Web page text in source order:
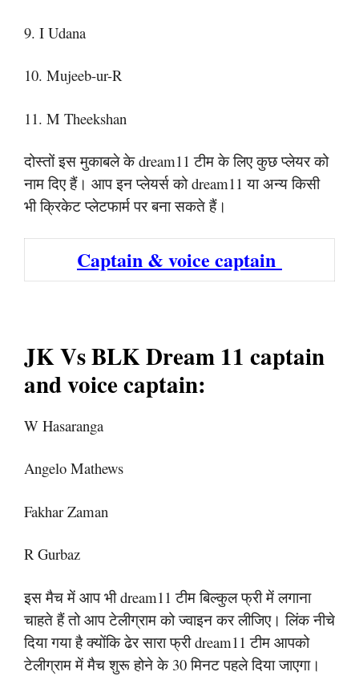
9. I Udana
10. Mujeeb-ur-R
11. M Theekshan
दोस्तों इस मुकाबले के dream11 टीम के लिए कुछ प्लेयर को
नाम दिए हैं। आप इन प्लेयर्स को dream11 या अन्य किसी
भी क्रिकेट प्लेटफार्म पर बना सकते हैं।
Captain & voice captain
JK Vs BLK Dream 11 captain
and voice captain:
W Hasaranga
Angelo Mathews
Fakhar Zaman
R Gurbaz
इस मैच में आप भी dream11 टीम बिल्कुल फ्री में लगाना
चाहते हैं तो आप टेलीग्राम को ज्वाइन कर लीजिए। लिंक नीचे
दिया गया है क्योंकि ढेर सारा फ्री dream11 टीम आपको
टेलीग्राम में मैच शुरू होने के 30 मिनट पहले दिया जाएगा।